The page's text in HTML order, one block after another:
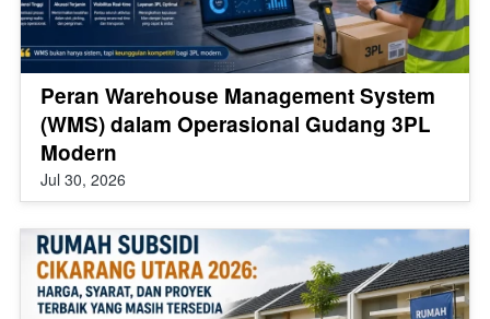
Peran Warehouse Management System
(WMS) dalam Operasional Gudang 3PL
Modern
Jul 30, 2026